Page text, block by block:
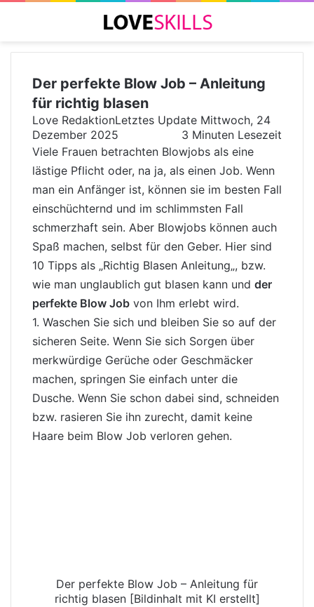
Der perfekte Blow Job – Anleitung
für richtig blasen
Love RedaktionLetztes Update Mittwoch, 24
Dezember 2025
3 Minuten Lesezeit
Viele Frauen betrachten Blowjobs als eine
lästige Pflicht oder, na ja, als einen Job. Wenn
man ein Anfänger ist, können sie im besten Fall
einschüchternd und im schlimmsten Fall
schmerzhaft sein. Aber Blowjobs können auch
Spaß machen, selbst für den Geber. Hier sind
10 Tipps als „Richtig Blasen Anleitung„, bzw.
wie man unglaublich gut blasen kann und der
perfekte Blow Job von Ihm erlebt wird.
1. Waschen Sie sich und bleiben Sie so auf der
sicheren Seite. Wenn Sie sich Sorgen über
merkwürdige Gerüche oder Geschmäcker
machen, springen Sie einfach unter die
Dusche. Wenn Sie schon dabei sind, schneiden
bzw. rasieren Sie ihn zurecht, damit keine
Haare beim Blow Job verloren gehen.
Der perfekte Blow Job – Anleitung für
richtig blasen [Bildinhalt mit KI erstellt]